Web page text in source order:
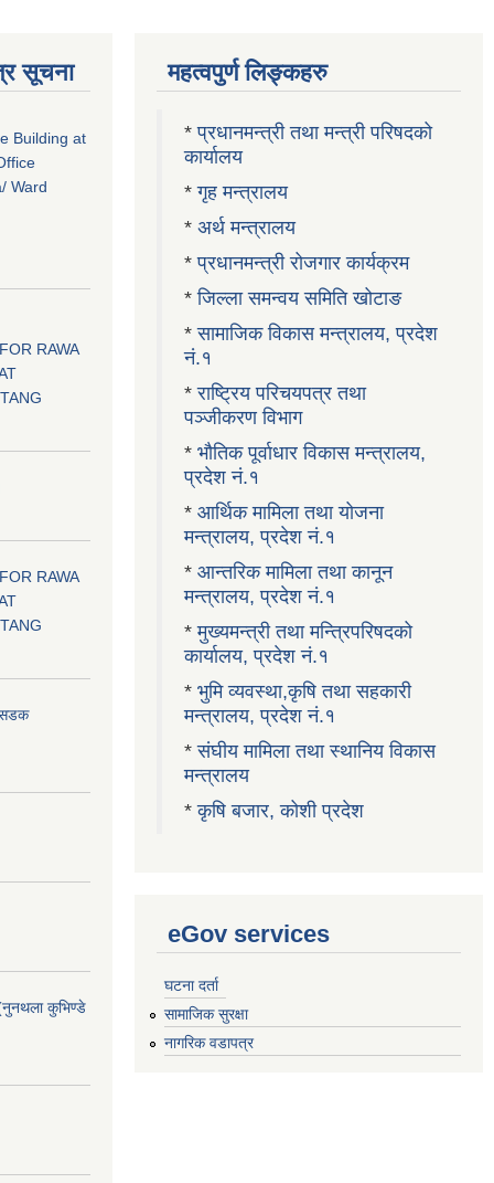
सूचना
Building at
Ward
RAWA
RAWA
सडक
कुभिण्डे
महत्वपुर्ण लिङ्कहरु
*प्रधानमन्त्री तथा मन्त्री परिषदको
कार्यालय
*गृह मन्त्रालय
* अर्थ मन्त्रालय
*प्रधानमन्त्री रोजगार कार्यक्रम
*जिल्ला समन्वय समिति खोटाङ
*सामाजिक विकास मन्त्रालय, प्रदेश
नं.१
*राष्ट्रिय परिचयपत्र तथा
पञ्जीकरण विभाग
* भौतिक पूर्वाधार विकास मन्त्रालय,
प्रदेश नं.१
* आर्थिक मामिला तथा योजना
मन्त्रालय, प्रदेश नं.१
* आन्तरिक मामिला तथा कानून
मन्त्रालय, प्रदेश नं.१
*मुख्यमन्त्री तथा मन्त्रिपरिषदको
कार्यालय, प्रदेश नं.१
* भुमि व्यवस्था,कृषि तथा सहकारी
मन्त्रालय, प्रदेश नं.१
*संघीय मामिला तथा स्थानिय विकास
मन्त्रालय
*कृषि बजार, कोशी प्रदेश
eGov services
घटना दर्ता
सामाजिक सुरक्षा
नागरिक वडापत्र